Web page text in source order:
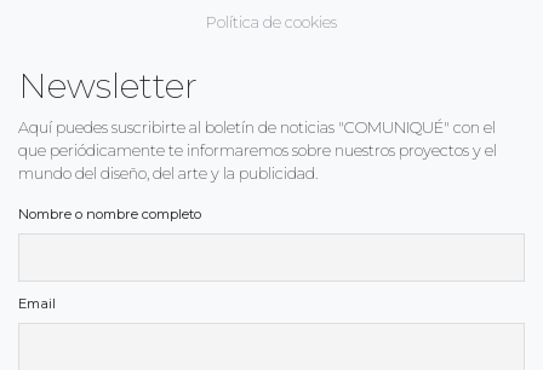
Política de cookies
Newsletter
Aquí puedes suscribirte al boletín de noticias "COMUNIQUÉ" con el
que periódicamente te informaremos sobre nuestros proyectos y el
mundo del diseño, del arte y la publicidad.
Nombre o nombre completo
Email